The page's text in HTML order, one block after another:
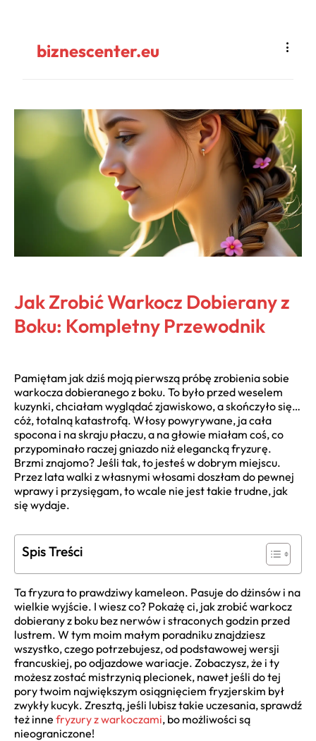
biznescenter.eu
Jak Zrobić Warkocz Dobierany z
Boku: Kompletny Przewodnik
Pamiętam jak dziś moją pierwszą próbę zrobienia sobie
warkocza dobieranego z boku. To było przed weselem
kuzynki, chciałam wyglądać zjawiskowo, a skończyło się…
cóż, totalną katastrofą. Włosy powyrywane, ja cała
spocona i na skraju płaczu, a na głowie miałam coś, co
przypominało raczej gniazdo niż elegancką fryzurę.
Brzmi znajomo? Jeśli tak, to jesteś w dobrym miejscu.
Przez lata walki z własnymi włosami doszłam do pewnej
wprawy i przysięgam, to wcale nie jest takie trudne, jak
się wydaje.
Spis Treści
Ta fryzura to prawdziwy kameleon. Pasuje do dżinsów i na
wielkie wyjście. I wiesz co? Pokażę ci, jak zrobić warkocz
dobierany z boku bez nerwów i straconych godzin przed
lustrem. W tym moim małym poradniku znajdziesz
wszystko, czego potrzebujesz, od podstawowej wersji
francuskiej, po odjazdowe wariacje. Zobaczysz, że i ty
możesz zostać mistrzynią plecionek, nawet jeśli do tej
pory twoim największym osiągnięciem fryzjerskim był
zwykły kucyk. Zresztą, jeśli lubisz takie uczesania, sprawdź
też inne fryzury z warkoczami, bo możliwości są
nieograniczone!